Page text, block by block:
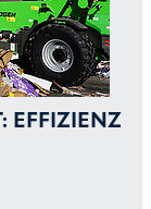
EFFIZIENZ